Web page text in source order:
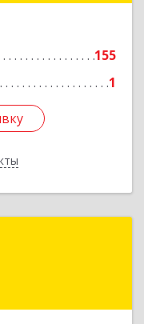
155
1
обл, Заречный г,